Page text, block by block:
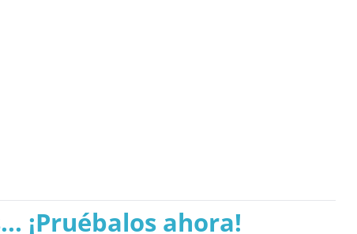
¡Pruébalos ahora!